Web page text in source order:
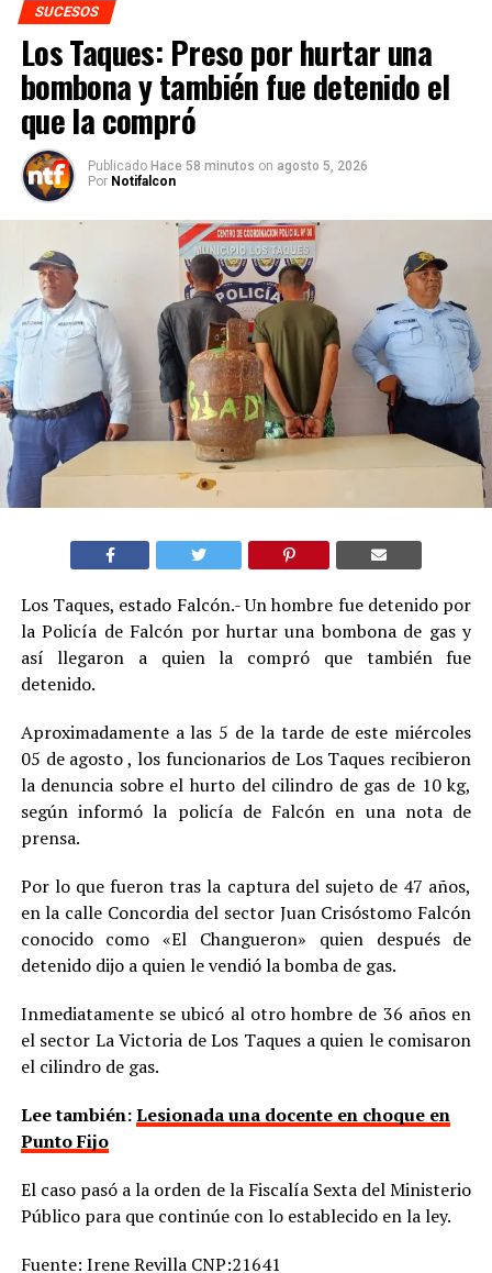
SUCESOS
Los Taques: Preso por hurtar una
bombona y también fue detenido el
que la compró
Publicado Hace 58 minutos on agosto 5, 2026
Por Notifalcon
Los Taques, estado Falcón.- Un hombre fue detenido por
la Policía de Falcón por hurtar una bombona de gas y
así llegaron a quien la compró que también fue
detenido.
Aproximadamente a las 5 de la tarde de este miércoles
05 de agosto , los funcionarios de Los Taques recibieron
la denuncia sobre el hurto del cilindro de gas de 10 kg,
según informó la policía de Falcón en una nota de
prensa.
Por lo que fueron tras la captura del sujeto de 47 años,
en la calle Concordia del sector Juan Crisóstomo Falcón
conocido como «El Changueron» quien después de
detenido dijo a quien le vendió la bomba de gas.
Inmediatamente se ubicó al otro hombre de 36 años en
el sector La Victoria de Los Taques a quien le comisaron
el cilindro de gas.
Lee también:Lesionada una docente en choque en
Punto Fijo
El caso pasó a la orden de la Fiscalía Sexta del Ministerio
Público para que continúe con lo establecido en la ley.
Fuente: Irene Revilla CNP:21641